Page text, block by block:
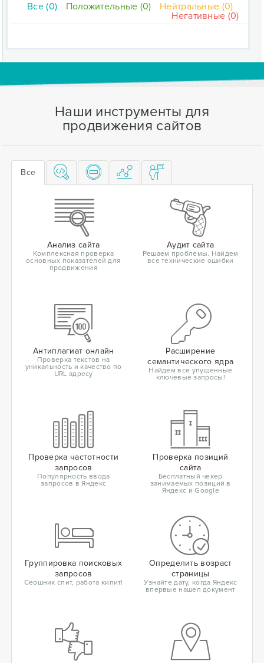
Все (0) Положительные (0)
Нейтральные (0)
Негативные (0)
Наши инструменты для
продвижения сайтов
Все
Анализ сайта
Комплексная проверка
основных показателей для
продвижения
Аудит сайта
Решаем проблемы. Найдем
все технические ошибки
Антиплагиат онлайн
Проверка текстов на
уникальность и качество по
URL адресу
Расширение
семантического ядра
Найдем все упущенные
ключевые запросы!
Проверка частотности
запросов
Популярность ввода
запросов в Яндекс
Проверка позиций
сайта
Бесплатный чекер
занимаемых позиций в
Яндекс и Google
Группировка поисковых
запросов
Сеошник спит, работа кипит!
Определить возраст
страницы
Узнайте дату, когда Яндекс
впервые нашел документ